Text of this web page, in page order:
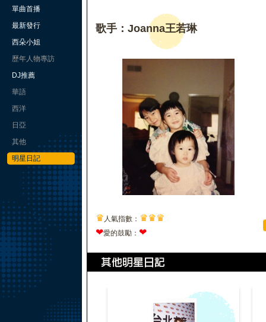
單曲首播
最新發行
西朵小姐
歷年人物專訪
DJ推薦
華語
西洋
日亞
其他
明星日記
歌手：Joanna王若琳
♛ 人氣指數： ♛♛♛
❤愛的鼓勵： ❤